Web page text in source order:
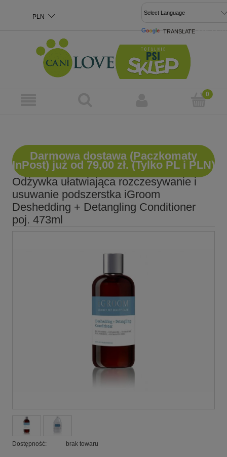
TRANSLATE
Darmowa dostawa (Paczkomaty
InPost) już od 79,00 zł. (Tylko PL i PLN)
Odżywka ułatwiająca rozczesywanie i
usuwanie podszerstka iGroom
Deshedding + Detangling Conditioner
poj. 473ml
Dostępność: brak towaru